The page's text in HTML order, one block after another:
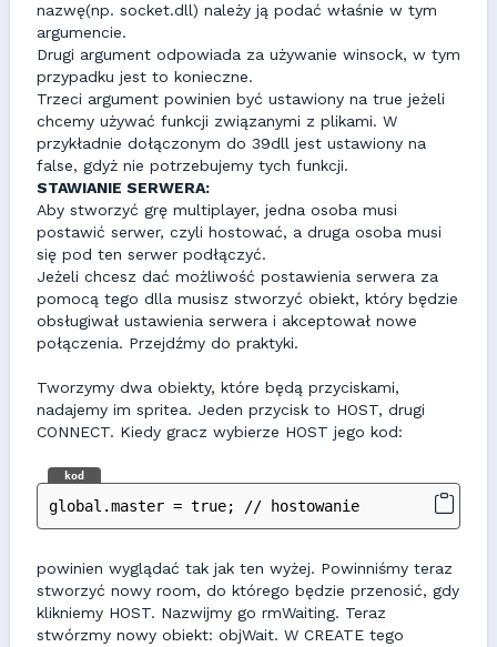
nazwę(np. socket.dll) należy ją podać właśnie w tym
argumencie.
Drugi argument odpowiada za używanie winsock, w tym
przypadku jest to konieczne.
Trzeci argument powinien być ustawiony na true jeżeli
chcemy używać funkcji związanymi z plikami. W
przykładnie dołączonym do 39dll jest ustawiony na
false, gdyż nie potrzebujemy tych funkcji.
STAWIANIE SERWERA:
Aby stworzyć grę multiplayer, jedna osoba musi
postawić serwer, czyli hostować, a druga osoba musi
się pod ten serwer podłączyć.
Jeżeli chcesz dać możliwość postawienia serwera za
pomocą tego dlla musisz stworzyć obiekt, który będzie
obsługiwał ustawienia serwera i akceptował nowe
połączenia. Przejdźmy do praktyki.
Tworzymy dwa obiekty, które będą przyciskami,
nadajemy im spritea. Jeden przycisk to HOST, drugi
CONNECT. Kiedy gracz wybierze HOST jego kod:
kod
global.master = true; // hostowanie
powinien wyglądać tak jak ten wyżej. Powinniśmy teraz
stworzyć nowy room, do którego będzie przenosić, gdy
klikniemy HOST. Nazwijmy go rmWaiting. Teraz
stwórzmy nowy obiekt: objWait. W CREATE tego